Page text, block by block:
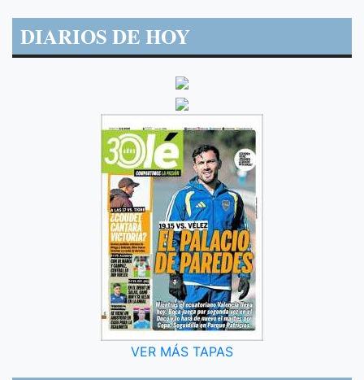
DIARIOS DE HOY
VER MÁS TAPAS